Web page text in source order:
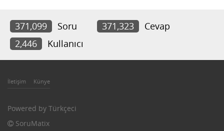
371,099 Soru 371,323
Cevap
2,446
Kullanıcı
İletişim Künye
Powered by Türkçeci
SoruMatix